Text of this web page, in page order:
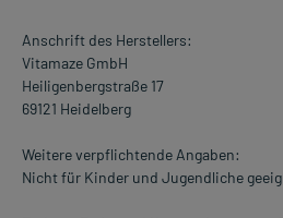
Anschrift des Herstellers:
Vitamaze GmbH
Heiligenbergstraße 17
69121 Heidelberg
Weitere verpflichtende Angaben:
Nicht für Kinder und Jugendliche